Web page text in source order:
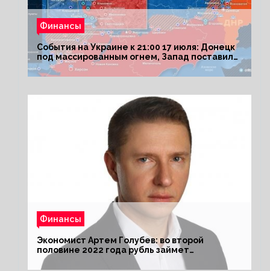
Финансы
События на Украине к 21:00 17 июля: Донецк
под массированным огнем, Запад поставил
Киеву ультиматум
Финансы
Экономист Артем Голубев: во второй
половине 2022 года рубль займет
комфортный курс